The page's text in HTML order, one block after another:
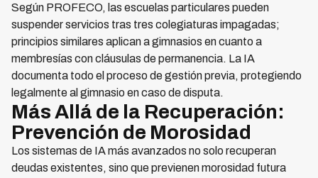
Según PROFECO, las escuelas particulares pueden
suspender servicios tras tres colegiaturas impagadas;
principios similares aplican a gimnasios en cuanto a
membresías con cláusulas de permanencia. La IA
documenta todo el proceso de gestión previa, protegiendo
legalmente al gimnasio en caso de disputa.
Más Allá de la Recuperación:
Prevención de Morosidad
Los sistemas de IA más avanzados no solo recuperan
deudas existentes, sino que previenen morosidad futura